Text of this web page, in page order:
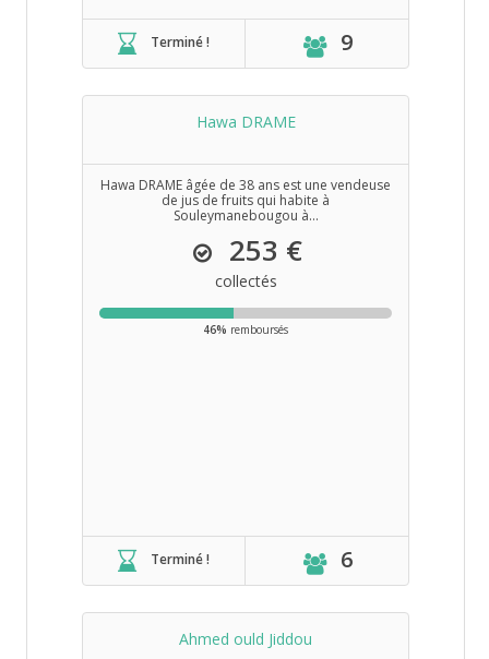
Terminé ! 9
Hawa DRAME
Hawa DRAME âgée de 38 ans est une vendeuse
de jus de fruits qui habite à
Souleymanebougou à...
253 €
collectés
46% remboursés
Terminé ! 6
Ahmed ould Jiddou